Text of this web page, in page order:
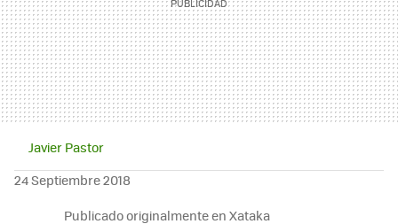
Javier Pastor
24 Septiembre 2018
Publicado originalmente en Xataka